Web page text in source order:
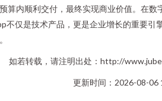
算内顺利交付，最终实现商业价值。在数
不仅是技术产品，更是企业增长的重要引
如若转载，请注明出处：http://
更新时间：2026-08-06